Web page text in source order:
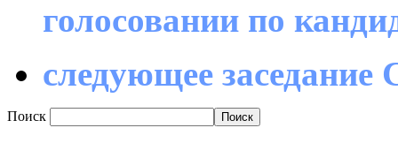
голосовании по
следующее заседание
Поиск